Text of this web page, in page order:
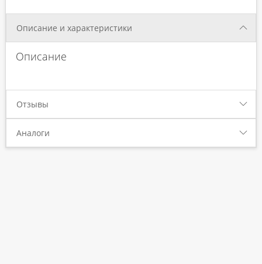
Описание и характеристики
Описание
Отзывы
Аналоги